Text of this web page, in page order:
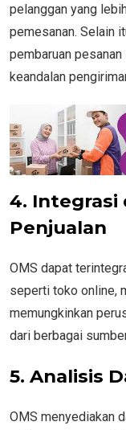
pelanggan yang
pemesanan. Selain
pembaruan
keandalan
4. Integrasi
Penjualan
OMS dapat
seperti toko online,
memungkinkan
dari berbagai
5. Analisis
OMS menyediakan